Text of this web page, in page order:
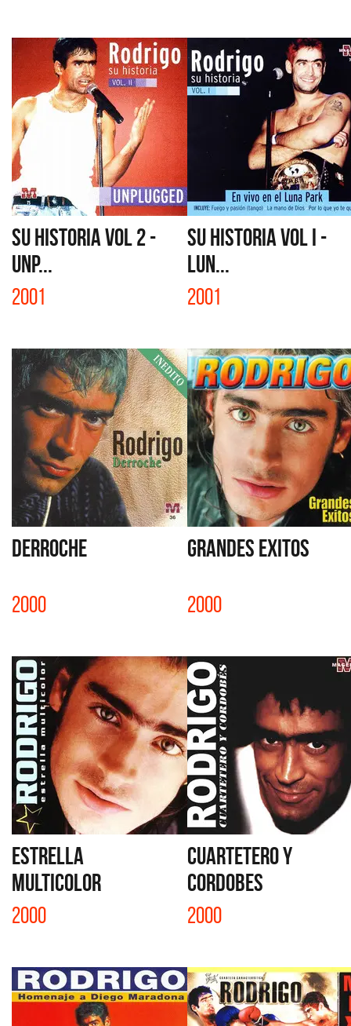
SU HISTORIA VOL 2 -
UNP...
2001
SU HISTORIA VOL I -
LUN...
2001
DERROCHE
2000
GRANDES EXITOS
2000
ESTRELLA
MULTICOLOR
2000
CUARTETERO Y
CORDOBES
2000